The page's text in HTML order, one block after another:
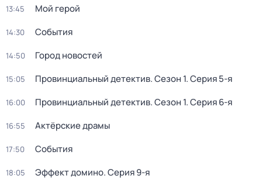
13:45 Мой герой
14:30 События
14:50 Город новостей
15:05 Провинциальный детектив. Сезон 1. Серия 5-я
16:00 Провинциальный детектив. Сезон 1. Серия 6-я
16:55 Актёрские драмы
17:50 События
18:05 Эффект домино. Серия 9-я